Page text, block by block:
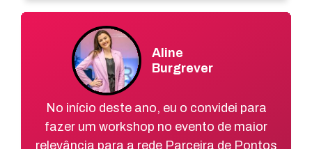
No início deste ano, eu o convidei para
fazer um workshop no evento de maior
relevância para a rede Parceira de Pontos
Aline
Burgrever